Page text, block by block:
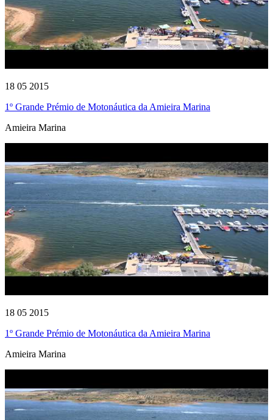
18 05 2015
1º Grande Prémio de Motonáutica da Amieira Marina
Amieira Marina
18 05 2015
1º Grande Prémio de Motonáutica da Amieira Marina
Amieira Marina